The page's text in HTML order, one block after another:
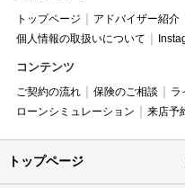
トップページ アドバイザー紹介
個人情報の取扱いについて
コンテンツ
ご契約の流れ 保険のご相談 ラ
ローンシミュレーション
来店予
トップページ